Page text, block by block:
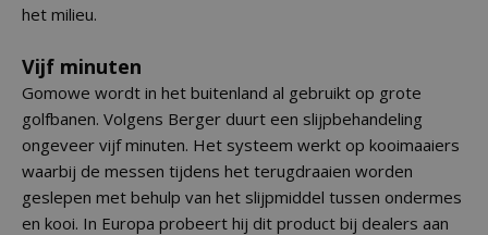
het milieu.
Vijf minuten
Gomowe wordt in het buitenland al gebruikt op grote
golfbanen. Volgens Berger duurt een slijpbehandeling
ongeveer vijf minuten. Het systeem werkt op kooimaaiers
waarbij de messen tijdens het terugdraaien worden
geslepen met behulp van het slijpmiddel tussen ondermes
en kooi. In Europa probeert hij dit product bij dealers aan